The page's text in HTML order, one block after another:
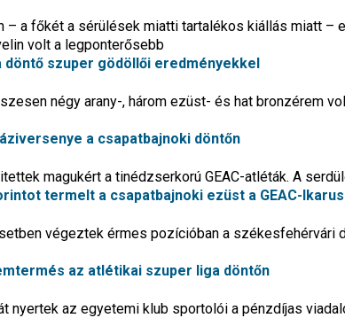
– a főkét a sérülések miatti tartalékos kiállás miatt –
volt a legponterősebb
szuper gödöllői eredményekkel
négy arany-, három ezüst- és hat bronzérem
a csapatbajnoki döntőn
magukért a tinédzserkorú GEAC-atléták. A
termelt a csapatbajnoki ezüst a GEAC-
végeztek érmes pozícióban a székesfehérvári
az atlétikai szuper liga döntőn
nyertek az egyetemi klub sportolói a pénzdíjas